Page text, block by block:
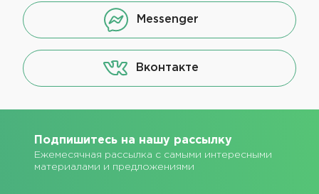
Messenger
Вконтакте
Подпишитесь на нашу рассылку
Ежемесячная рассылка с самыми интересными
материалами и предложениями